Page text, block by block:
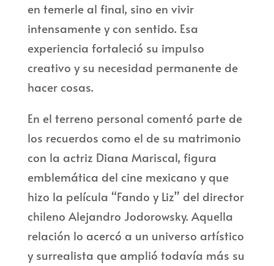
en temerle al final, sino en vivir
intensamente y con sentido. Esa
experiencia fortaleció su impulso
creativo y su necesidad permanente de
hacer cosas.
En el terreno personal comentó parte de
los recuerdos como el de su matrimonio
con la actriz Diana Mariscal, figura
emblemática del cine mexicano y que
hizo la película “Fando y Liz” del director
chileno Alejandro Jodorowsky. Aquella
relación lo acercó a un universo artístico
y surrealista que amplió todavía más su